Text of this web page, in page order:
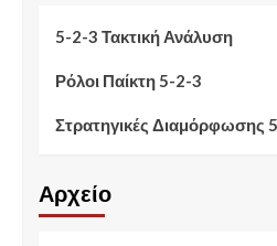
5-2-3 Τακτική Ανάλυση
Ρόλοι Παίκτη 5-2-3
Στρατηγικές Διαμόρφωσης
Αρχείο